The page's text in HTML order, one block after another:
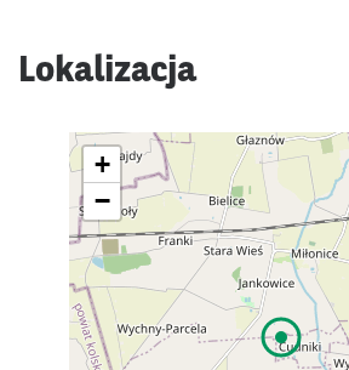
Lokalizacja
+
−